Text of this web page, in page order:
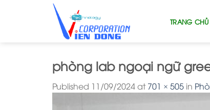
TRANG CHỦ
phòng lab ngoại ngữ
Published 11/09/2024at701 × 505 in